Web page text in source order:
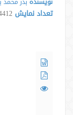
تعداد نمایش